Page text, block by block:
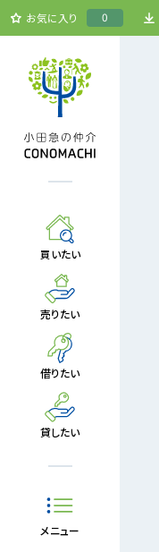
お気に入り 0
買いたい
売りたい
借りたい
貸したい
メニュー